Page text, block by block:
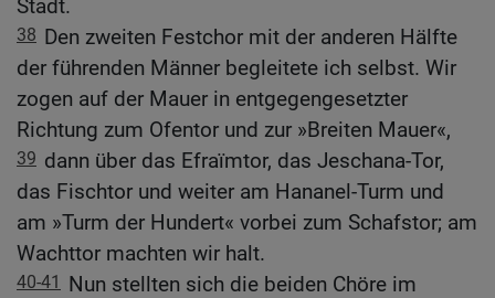
Stadt.
38 Den zweiten Festchor mit der anderen Hälfte
der führenden Männer begleitete ich selbst. Wir
zogen auf der Mauer in entgegengesetzter
Richtung zum Ofentor und zur »Breiten Mauer«,
39 dann über das Efraïmtor, das Jeschana-Tor,
das Fischtor und weiter am Hananel-Turm und
am »Turm der Hundert« vorbei zum Schafstor; am
Wachttor machten wir halt.
40-41 Nun stellten sich die beiden Chöre im